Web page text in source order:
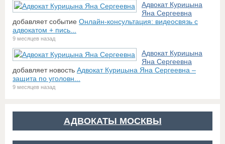
Адвокат Курицына
Яна Сергеевна
добавляет событие Онлайн-консультация: видеосвязь с
адвокатом + пись...
9 месяцев назад
Адвокат Курицына
Яна Сергеевна
добавляет новость Адвокат Курицына Яна Сергеевна –
защита по уголовн...
9 месяцев назад
АДВОКАТЫ МОСКВЫ